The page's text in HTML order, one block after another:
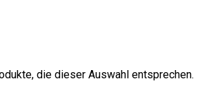
die dieser Auswahl entsprechen.